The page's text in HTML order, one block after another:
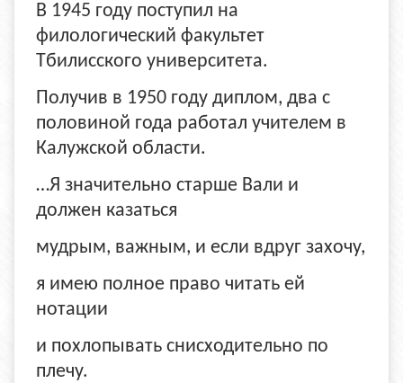
В 1945 году поступил на
филологический факультет
Тбилисского университета.
Получив в 1950 году диплом, два с
половиной года работал учителем в
Калужской области.
…Я значительно старше Вали и
должен казаться
мудрым, важным, и если вдруг захочу,
я имею полное право читать ей
нотации
и похлопывать снисходительно по
плечу.